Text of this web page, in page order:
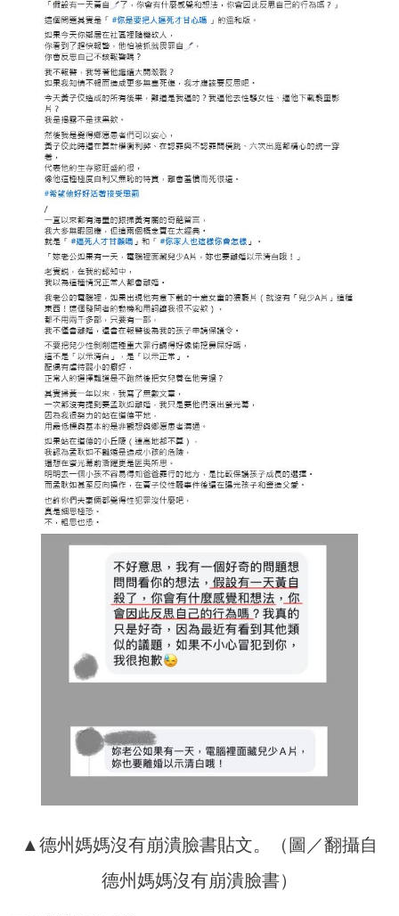
▲德州媽媽沒有崩潰臉書貼文。（圖／翻攝自
德州媽媽沒有崩潰臉書）